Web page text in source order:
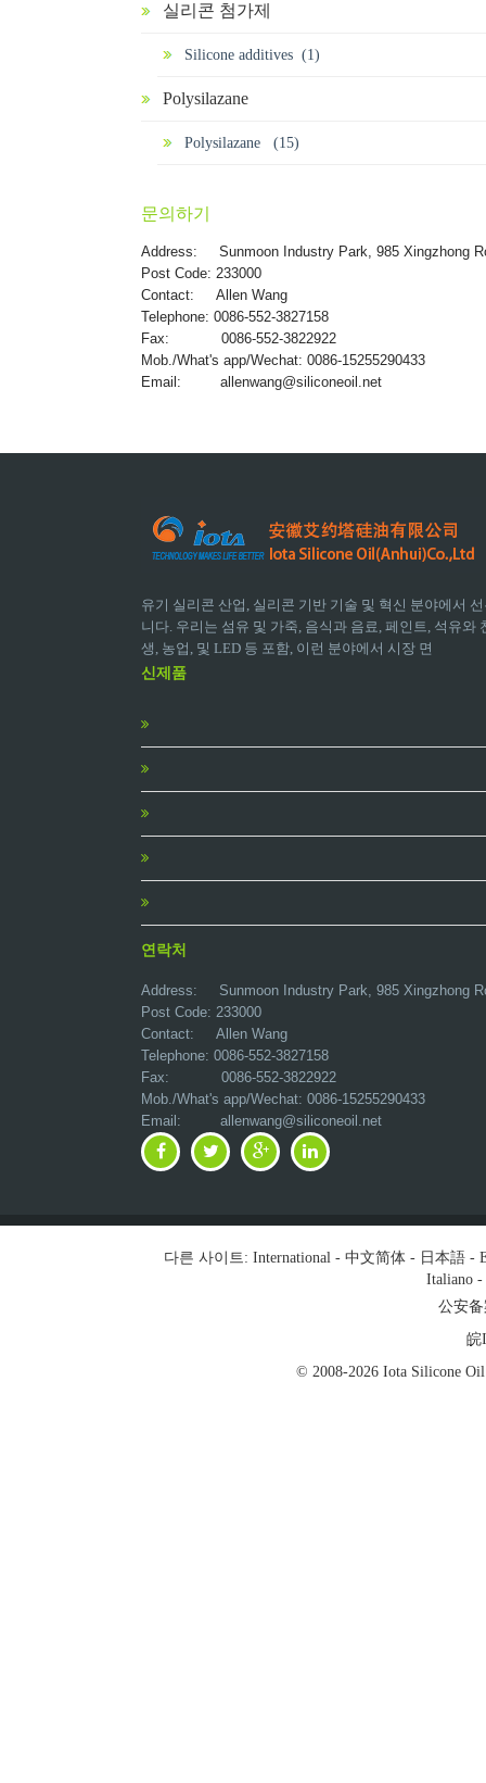
실리콘 첨가제
Silicone additives (1)
Polysilazane
Polysilazane (15)
문의하기
Address: Sunmoon Industry Park, 985 Xingzhong
Post Code: 233000
Contact: Allen Wang
Telephone: 0086-552-3827158
Fax: 0086-552-3822922
Mob./What's app/Wechat: 0086-15255290433
Email: allenwang@siliconeoil.net
유기 실리콘 산업, 실리콘 기반 기술 및 혁신 분야에서
니다. 우리는 섬유 및 가죽, 음식과 음료, 페인트, 석유
생, 농업, 및 LED 등 포함, 이런 분야에서 시장 면
신제품
연락처
Address: Sunmoon Industry Park, 985 Xingzhong
Post Code: 233000
Contact: Allen Wang
Telephone: 0086-552-3827158
Fax: 0086-552-3822922
Mob./What's app/Wechat: 0086-15255290433
Email: allenwang@siliconeoil.net
다른 사이트: International- 中文简体- 日本語-
Italiano-
公安备
皖
© 2008-2026 Iota Silicone